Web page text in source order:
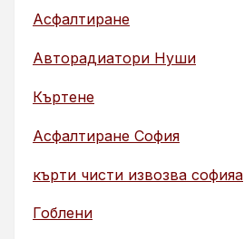
Асфалтиране
Авторадиатори Нуши
Къртене
Асфалтиране София
кърти чисти извозва софияа
Гоблени